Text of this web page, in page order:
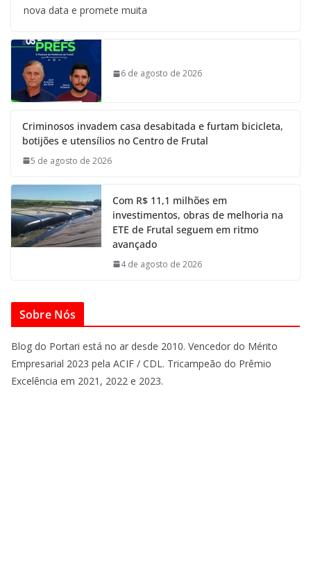
nova data e promete muita
6 de agosto de 2026
Criminosos invadem casa desabitada e furtam bicicleta,
botijões e utensílios no Centro de Frutal
5 de agosto de 2026
Com R$ 11,1 milhões em
investimentos, obras de melhoria na
ETE de Frutal seguem em ritmo
avançado
4 de agosto de 2026
Sobre Nós
Blog do Portari está no ar desde 2010. Vencedor do Mérito
Empresarial 2023 pela ACIF / CDL. Tricampeão do Prêmio
Excelência em 2021, 2022 e 2023.